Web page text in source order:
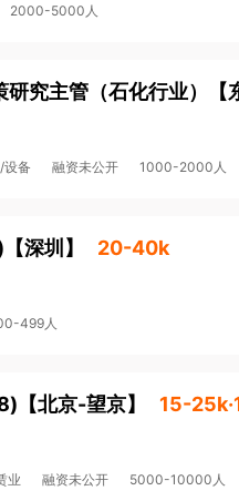
2000-5000人
究主管（石化行业） 【
设备 融资未公开 1000-2000人
【深圳 】 20-40k
499人
【北京-望京】 15-
业 融资未公开 5000-10000人